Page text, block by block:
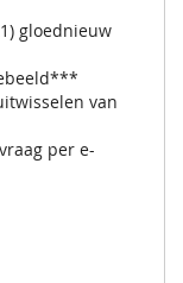
gloednieuw
van
per e-